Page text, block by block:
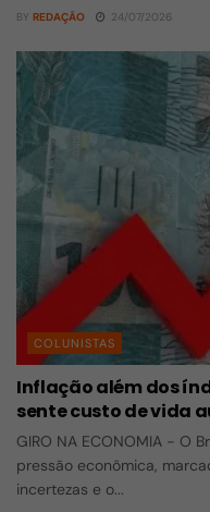
BY REDAÇÃO 24/07/2026
COLUNISTAS
Inflação além dos
sente custo de vida
GIRO NA ECONOMIA - O
pressão econômica,
incertezas e o...